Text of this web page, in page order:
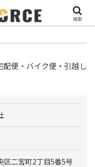
便・バイク便・引越し
区二宮町2丁目5番5号
検索